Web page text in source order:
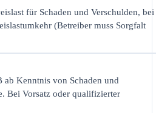
für Schaden und Verschulden, bei
(Betreiber muss Sorgfalt
ab Kenntnis von Schaden und
Bei Vorsatz oder qualifizierter